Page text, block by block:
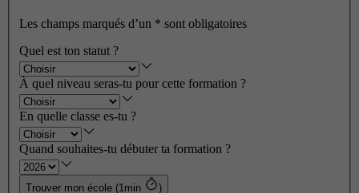
Les champs marqués d’un * sont obligatoires
Quel est ton statut ?
À quel niveau seras-tu pour cette formation ?
En quelle classe es-tu ?
Quand souhaites-tu débuter ta formation ?
Trouver mon école (1min )